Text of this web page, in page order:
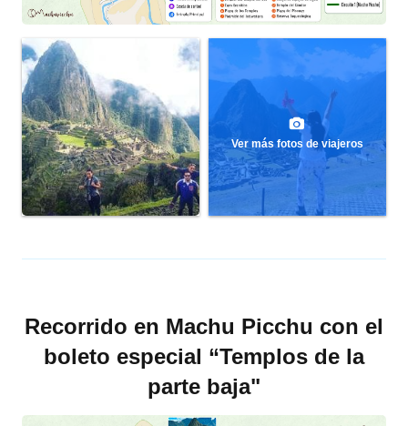
Ver más fotos de viajeros
Recorrido en Machu Picchu con el
boleto especial “Templos de la
parte baja"